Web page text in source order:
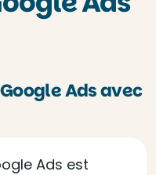
Ads avec
Ads est